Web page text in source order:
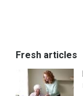
Fresh articles